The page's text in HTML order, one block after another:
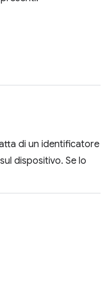
di un identificatore
dispositivo. Se lo